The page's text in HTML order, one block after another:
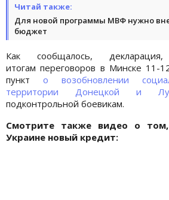
Читай также:
Для новой программы МВФ нужно
бюджет
Как сообщалось,
итогам переговоров в Минске 11-
пункт о возобновлении
территории Донецкой и
подконтрольной боевикам.
Смотрите также видео о
Украине новый кредит: